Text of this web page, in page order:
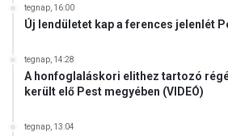
tegnap, 16:00
Új lendületet kap a ferences jelenlét
tegnap, 14:28
A honfoglaláskori elithez tartozó
került elő Pest megyében (VIDEÓ)
tegnap, 13:04